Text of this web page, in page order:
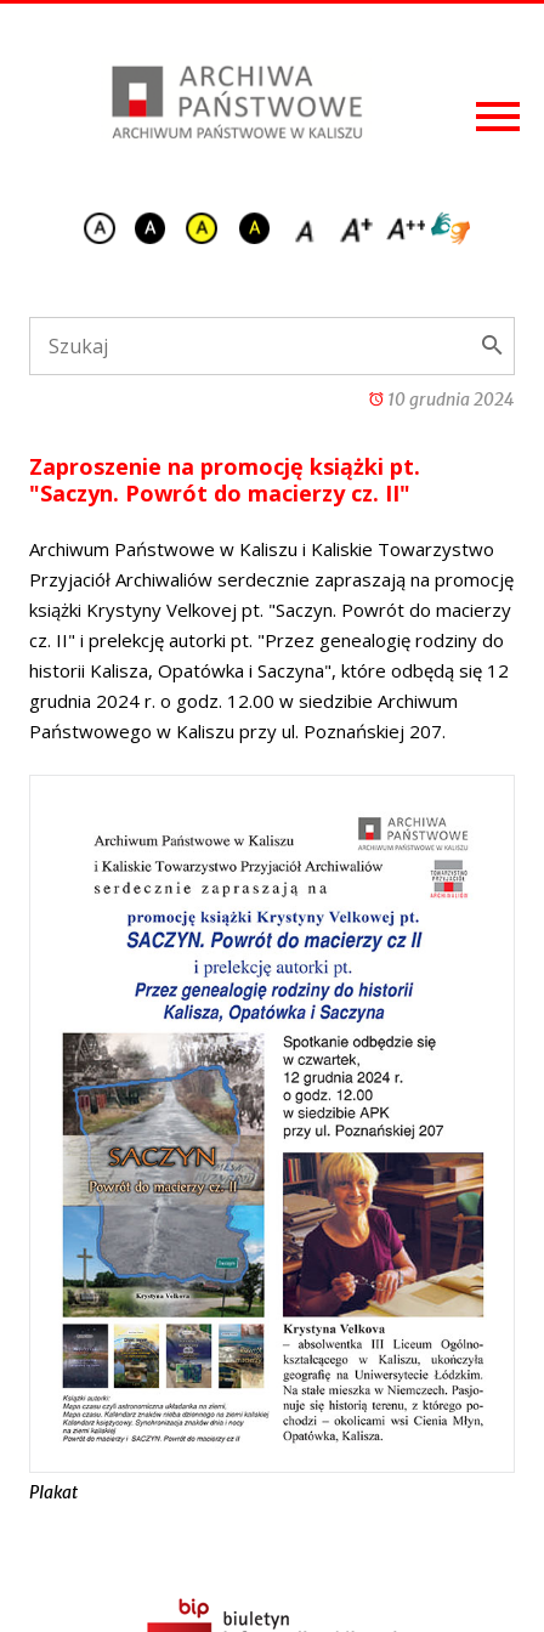
Zaproszenie na promocję książki pt.
"Saczyn. Powrót do macierzy cz. II"
10 grudnia 2024
Archiwum Państwowe w Kaliszu i Kaliskie Towarzystwo
Przyjaciół Archiwaliów serdecznie zapraszają na promocję
książki Krystyny Velkovej pt. "Saczyn. Powrót do macierzy
cz. II" i prelekcję autorki pt. "Przez genealogię rodziny do
historii Kalisza, Opatówka i Saczyna", które odbędą się 12
grudnia 2024 r. o godz. 12.00 w siedzibie Archiwum
Państwowego w Kaliszu przy ul. Poznańskiej 207.
Plakat